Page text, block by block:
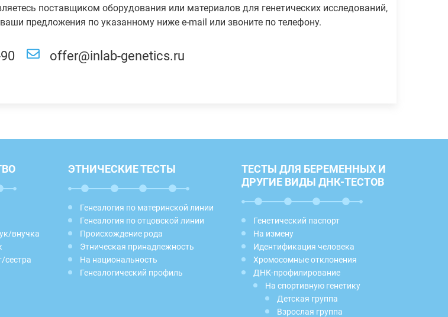
поставщиком оборудования или материалов для генетических исследований,
предложения по указанному ниже e-mail или звоните по телефону.
offer@inlab-genetics.ru
внучка
сестра
ЭТНИЧЕСКИЕ ТЕСТЫ
Генеалогия по материнской линии
Генеалогия по отцовской линии
Происхождение рода
Этническая принадлежность
На национальность
Генеалогический профиль
ТЕСТЫ ДЛЯ БЕРЕМЕННЫХ И
ДРУГИЕ ВИДЫ ДНК-ТЕСТОВ
Генетический паспорт
На измену
Идентификация человека
Хромосомные отклонения
ДНК-профилирование
На спортивную генетику
Детская группа
Взрослая группа